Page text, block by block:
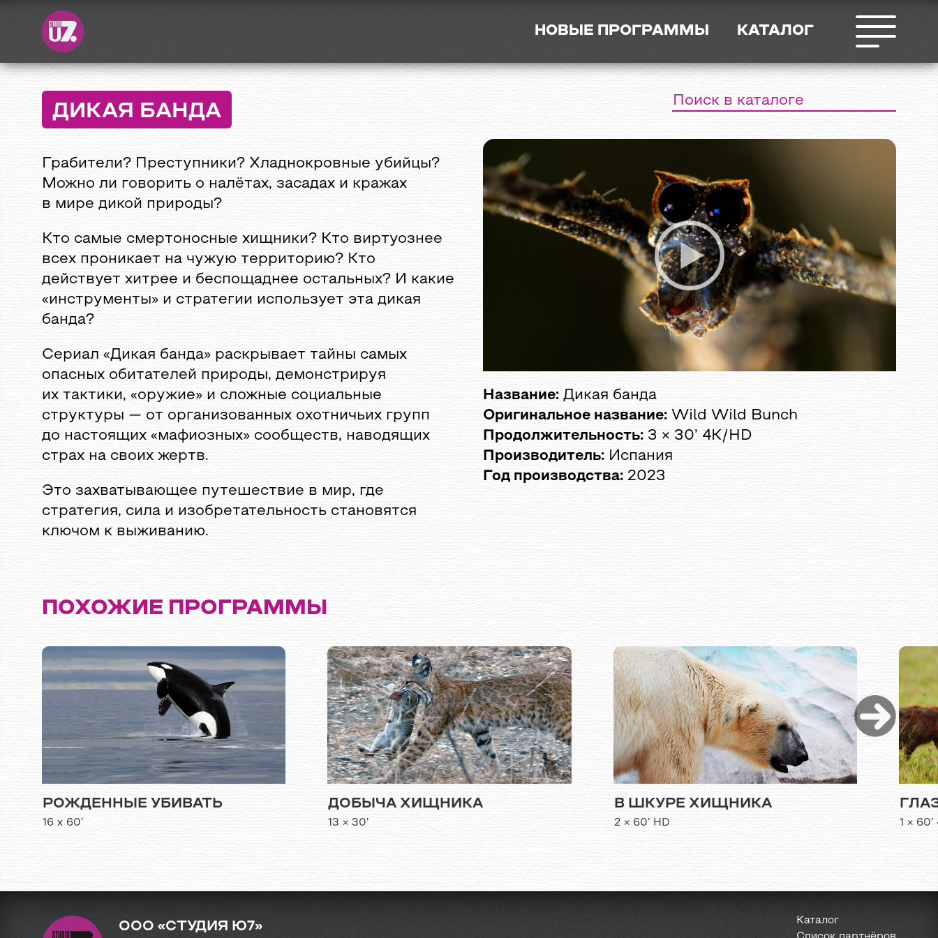
НОВЫЕ ПРОГРАММЫ КАТАЛОГ
ДИКАЯ БАНДА
Название: Дикая банда
Оригинальное название: Wild Wild Bunch
Продолжительность: 3 × 30’ 4K/HD
Производитель: Испания
Год производства: 2023
Грабители? Преступники? Хладнокровные убийцы?
Можно ли говорить о налётах, засадах и кражах
в мире дикой природы?
Кто самые смертоносные хищники? Кто виртуознее
всех проникает на чужую территорию? Кто
действует хитрее и беспощаднее остальных? И какие
«инструменты» и стратегии использует эта дикая
банда?
Сериал «Дикая банда» раскрывает тайны самых
опасных обитателей природы, демонстрируя
их тактики, «оружие» и сложные социальные
структуры — от организованных охотничьих групп
до настоящих «мафиозных» сообществ, наводящих
страх на своих жертв.
Это захватывающее путешествие в мир, где
стратегия, сила и изобретательность становятся
ключом к выживанию.
ПОХОЖИЕ ПРОГРАММЫ
РОЖДЕННЫЕ УБИВАТЬ
16 х 60’
ДОБЫЧА ХИЩНИКА
13 × 30’
В ШКУРЕ ХИЩНИКА
2 × 60’ HD 1 × 60’
ООО «СТУДИЯ Ю7»
Каталог